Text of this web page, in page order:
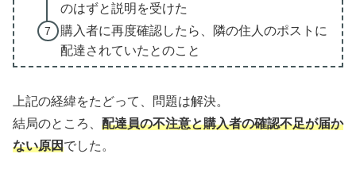
のはずと説明を受けた
購入者に再度確認したら、隣の住人のポストに
配達されていたとのこと
上記の経緯をたどって、問題は解決。
結局のところ、 配達員の不注意と購入者の確認不足が届か
ない原因でした。